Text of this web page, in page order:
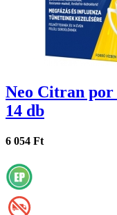
Neo Citran por
14 db
6 054 Ft